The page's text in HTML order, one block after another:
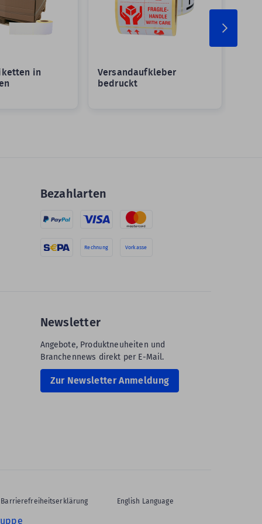
in
Versandaufkleber
bedruckt
Bezahlarten
Rechnung Vorkasse
Newsletter
Angebote, Produktneuheiten und
Branchennews direkt per E-Mail.
Zur Newsletter Anmeldung
Barrierefreiheitserklärung English Language